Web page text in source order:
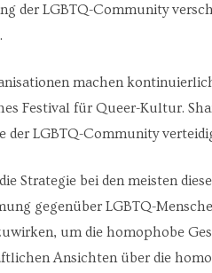
der LGBTQ-Community
machen
Festival für Queer-Kultur.
der LGBTQ-Community
Strategie bei den meisten
gegenüber LGBTQ-
um die homophobe
Ansichten über die